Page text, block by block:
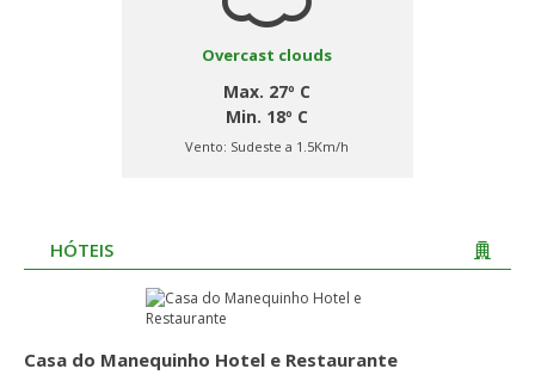
Overcast clouds
Max. 27º C
Min. 18º C
Vento: Sudeste a 1.5Km/h
HÓTEIS
Casa do Manequinho Hotel e Restaurante